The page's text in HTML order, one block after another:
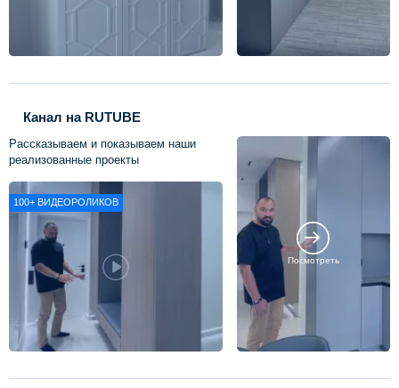
Канал на RUTUBE
Рассказываем и показываем наши
реализованные проекты
100+ ВИДЕОРОЛИКОВ
Посмотреть